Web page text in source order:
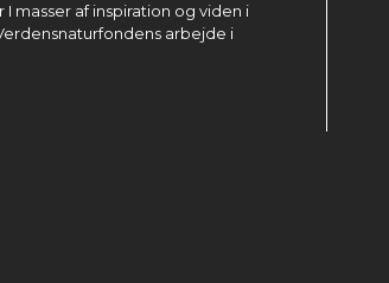
masser af inspiration og viden i
arbejde i